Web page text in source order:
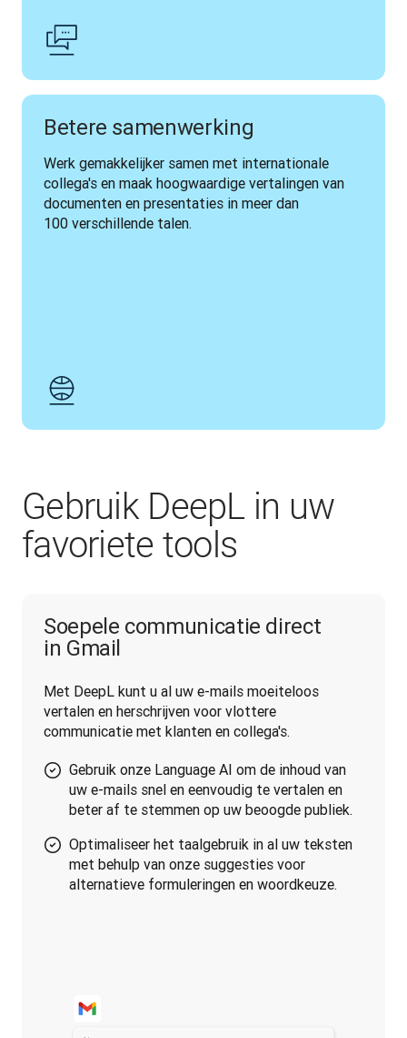
Betere samenwerking
Werk gemakkelijker samen met internationale
collega's en maak hoogwaardige vertalingen van
documenten en presentaties in meer dan
100 verschillende talen.
Gebruik DeepL in uw
favoriete tools
Soepele communicatie direct
in Gmail
Met DeepL kunt u al uw e-mails moeiteloos
vertalen en herschrijven voor vlottere
communicatie met klanten en collega's.
Gebruik onze Language AI om de inhoud van
uw e-mails snel en eenvoudig te vertalen en
beter af te stemmen op uw beoogde publiek.
Optimaliseer het taalgebruik in al uw teksten
met behulp van onze suggesties voor
alternatieve formuleringen en woordkeuze.